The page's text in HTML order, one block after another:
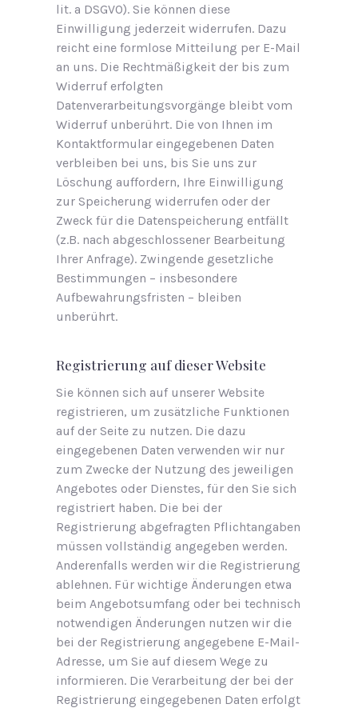
lit. a DSGVO). Sie können diese
Einwilligung jederzeit widerrufen. Dazu
reicht eine formlose Mitteilung per E-Mail
an uns. Die Rechtmäßigkeit der bis zum
Widerruf erfolgten
Datenverarbeitungsvorgänge bleibt vom
Widerruf unberührt. Die von Ihnen im
Kontaktformular eingegebenen Daten
verbleiben bei uns, bis Sie uns zur
Löschung auffordern, Ihre Einwilligung
zur Speicherung widerrufen oder der
Zweck für die Datenspeicherung entfällt
(z.B. nach abgeschlossener Bearbeitung
Ihrer Anfrage). Zwingende gesetzliche
Bestimmungen – insbesondere
Aufbewahrungsfristen – bleiben
unberührt.
Registrierung auf dieser Website
Sie können sich auf unserer Website
registrieren, um zusätzliche Funktionen
auf der Seite zu nutzen. Die dazu
eingegebenen Daten verwenden wir nur
zum Zwecke der Nutzung des jeweiligen
Angebotes oder Dienstes, für den Sie sich
registriert haben. Die bei der
Registrierung abgefragten Pflichtangaben
müssen vollständig angegeben werden.
Anderenfalls werden wir die Registrierung
ablehnen. Für wichtige Änderungen etwa
beim Angebotsumfang oder bei technisch
notwendigen Änderungen nutzen wir die
bei der Registrierung angegebene E-Mail-
Adresse, um Sie auf diesem Wege zu
informieren. Die Verarbeitung der bei der
Registrierung eingegebenen Daten erfolgt